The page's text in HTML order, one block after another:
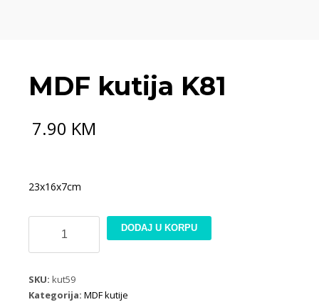
MDF kutija K81
7.90 KM
23x16x7cm
K81
DODAJ U KORPU
SKU: kut59
Kategorija: MDF kutije